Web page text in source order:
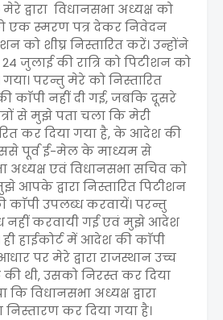
द्वारा विधानसभा अध्यक्ष को
एक स्मरण पत्र देकर निवेदन
को शीघ्र निस्तारित करें। उन्होंने
जुलाई की रात्रि को पिटीशन को
परन्तु मेरे को निस्तारित
काॅपी नहीं दी गई, जबकि दूसरे
से मुझे पता चला कि मेरी
कर दिया गया है, के आदेश की
पूर्व ई-मेल के माध्यम से
अध्यक्ष एवं विधानसभा सचिव को
आपके द्वारा निस्तारित पिटीशन
उपलब्ध करवायें। परन्तु
नहीं करवायी गई एवं मुझे आदेश
ही हाईकोर्ट में आदेश की काॅपी
पर मेरे द्वारा राजस्थान उच्च
थी, उसको निरस्त कर दिया
विधानसभा अध्यक्ष द्वारा
कर दिया गया है।